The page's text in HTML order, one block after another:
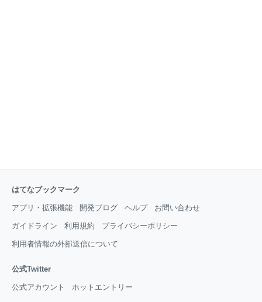
はてなブックマーク
アプリ・拡張機能 開発ブログ ヘルプ お問い合わせ
ガイドライン 利用規約 プライバシーポリシー
利用者情報の外部送信について
公式Twitter
公式アカウント ホットエントリー